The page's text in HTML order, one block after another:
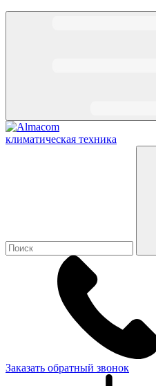
климатическая техника
Заказать обратный звонок